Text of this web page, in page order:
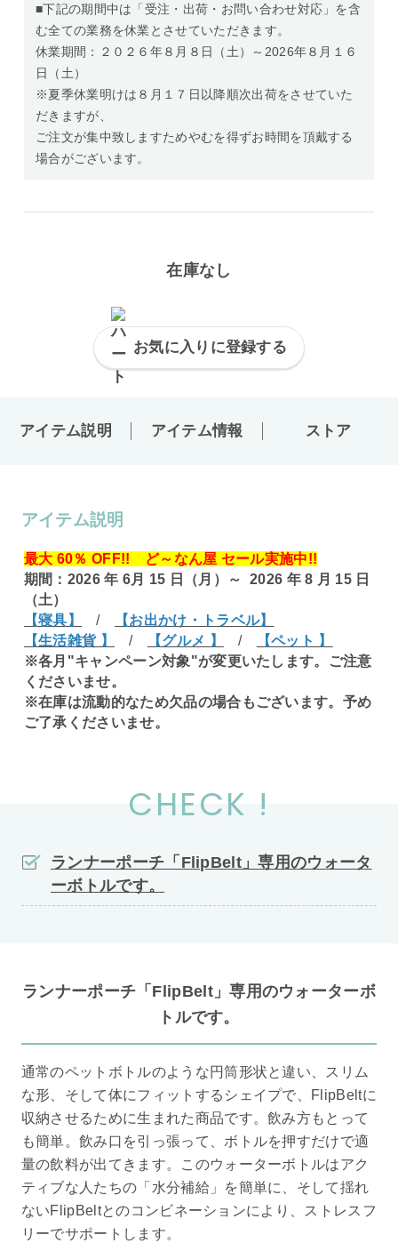
■下記の期間中は「受注・出荷・お問い合わせ対応」を含
む全ての業務を休業とさせていただきます。
休業期間：２０２６年８月８日（土）～2026年８月１６
日（土）
※夏季休業明けは８月１７日以降順次出荷をさせていた
だきますが、
ご注文が集中致しますためやむを得ずお時間を頂戴する
場合がございます。
在庫なし
お気に入りに登録する
アイテム説明 アイテム情報 ストア
アイテム説明
最大 60％ OFF!! ど～なん屋 セール実施中!!
期間：2026 年 6月 15 日（月）～ 2026 年 8 月 15 日
（土）
【寝具】
/
【お出かけ・トラベル】
【生活雑貨 】
/ 【グルメ 】 /
【ペット 】
※各月"キャンペーン対象"が変更いたします。ご注意
くださいませ。
※在庫は流動的なため欠品の場合もございます。予め
ご了承くださいませ。
CHECK !
ランナーポーチ「FlipBelt」専用のウォータ
ーボトルです。
ランナーポーチ「FlipBelt」専用のウォーターボ
トルです。
通常のペットボトルのような円筒形状と違い、スリム
な形、そして体にフィットするシェイプで、FlipBeltに
収納させるために生まれた商品です。飲み方もとって
も簡単。飲み口を引っ張って、ボトルを押すだけで適
量の飲料が出てきます。このウォーターボトルはアク
ティブな人たちの「水分補給」を簡単に、そして揺れ
ないFlipBeltとのコンビネーションにより、ストレスフ
リーでサポートします。